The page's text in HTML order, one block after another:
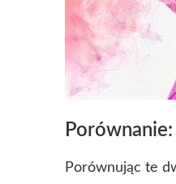
Porównanie:
Porównując te